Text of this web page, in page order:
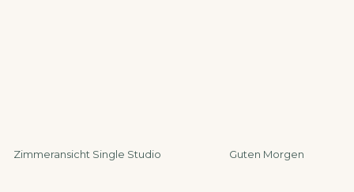
Zimmeransicht Single Studio Guten Morgen